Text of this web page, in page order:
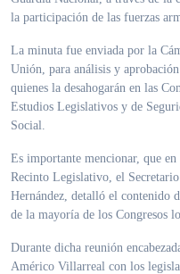
la participación de las fuerzas
La minuta fue enviada por la
Unión, para análisis y
quienes la desahogarán en las
Estudios Legislativos y de
Social.
Es importante mencionar, que
Recinto Legislativo, el
Hernández, detalló el contenido
de la mayoría de los Congresos
Durante dicha reunión
Américo Villarreal con los